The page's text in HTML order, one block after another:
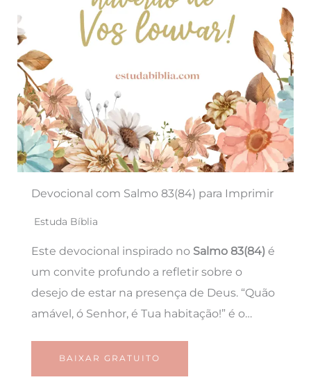
Devocional com Salmo 83(84) para Imprimir
Estuda Bíblia
Este devocional inspirado no Salmo 83(84) é
um convite profundo a refletir sobre o
desejo de estar na presença de Deus. “Quão
amável, ó Senhor, é Tua habitação!” é o…
BAIXAR GRATUITO